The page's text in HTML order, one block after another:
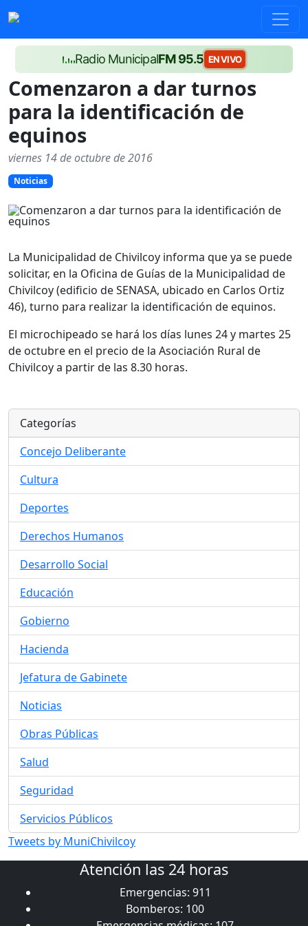
Radio MunicipalFM 95.5 EN VIVO
Comenzaron a dar turnos
para la identificación de
equinos
viernes 14 de octubre de 2016
Noticias
La Municipalidad de Chivilcoy informa que ya se puede
solicitar, en la Oficina de Guías de la Municipalidad de
Chivilcoy (edificio de SENASA, ubicado en Carlos Ortiz
46), turno para realizar la identificación de equinos.
El microchipeado se hará los días lunes 24 y martes 25
de octubre en el precio de la Asociación Rural de
Chivilcoy a partir de las 8.30 horas.
Categorías
Concejo Deliberante
Cultura
Deportes
Derechos Humanos
Desarrollo Social
Educación
Gobierno
Hacienda
Jefatura de Gabinete
Noticias
Obras Públicas
Salud
Seguridad
Servicios Públicos
Tweets by MuniChivilcoy
Atención las 24 horas
Emergencias: 911
Bomberos: 100